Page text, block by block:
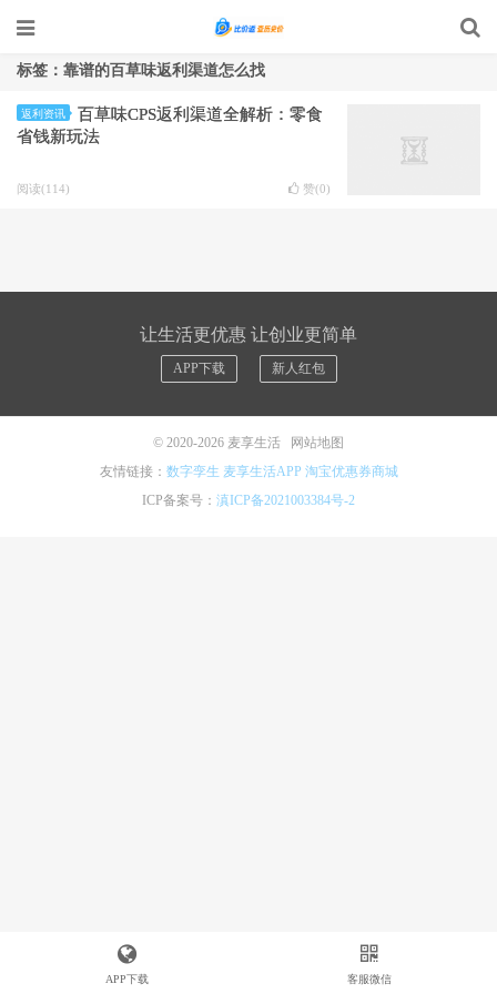
标签：靠谱的百草味返利渠道怎么找
返利资讯
百草味CPS返利渠道全解析：零食
省钱新玩法
阅读(114) 赞(0)
让生活更优惠 让创业更简单
APP下载 新人红包
© 2020-2026 麦享生活
网站地图
友情链接： 数字孪生 麦享生活APP 淘宝优惠券商城
ICP备案号： 滇ICP备2021003384号-2
APP下载 客服微信